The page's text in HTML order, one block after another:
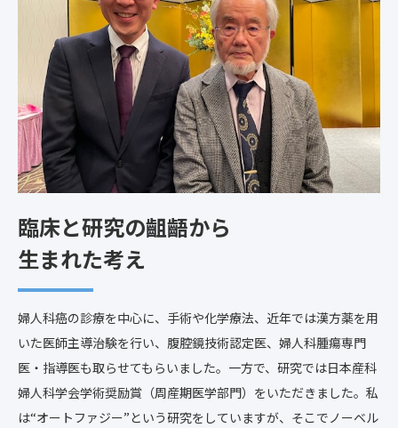
臨床と研究の齟齬から
生まれた考え
婦人科癌の診療を中心に、手術や化学療法、近年では漢方薬を用
いた医師主導治験を行い、腹腔鏡技術認定医、婦人科腫瘍専門
医・指導医も取らせてもらいました。一方で、研究では日本産科
婦人科学会学術奨励賞（周産期医学部門）をいただきました。私
は“オートファジー”という研究をしていますが、そこでノーベル